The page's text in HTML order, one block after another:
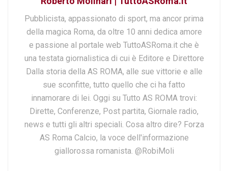
Pubblicista, appassionato di sport, ma ancor prima
della magica Roma, da oltre 10 anni dedica amore
e passione al portale web TuttoASRoma.it che è
una testata giornalistica di cui è Editore e Direttore
Dalla storia della AS ROMA, alle sue vittorie e alle
sue sconfitte, tutto quello che ci ha fatto
innamorare di lei. Oggi su Tutto AS ROMA trovi:
Dirette, Conferenze, Post partita, Giornale radio,
news e tutti gli altri speciali. Cosa altro dire? Forza
AS Roma Calcio, la voce dell'informazione
giallorossa romanista. @RobiMoli